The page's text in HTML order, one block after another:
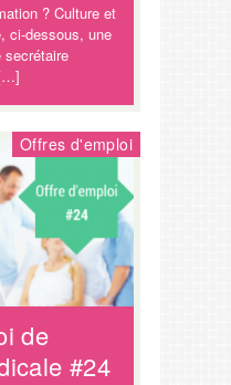
? Culture et
ci-dessous, une
secrétaire
Offres d'emploi
de
#24